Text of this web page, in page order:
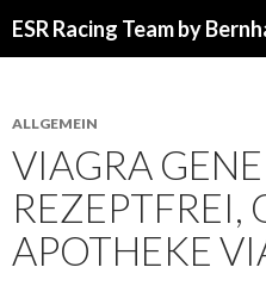
ESR Racing Team by
ALLGEMEIN
VIAGRA
REZEPTFREI,
APOTHEKE